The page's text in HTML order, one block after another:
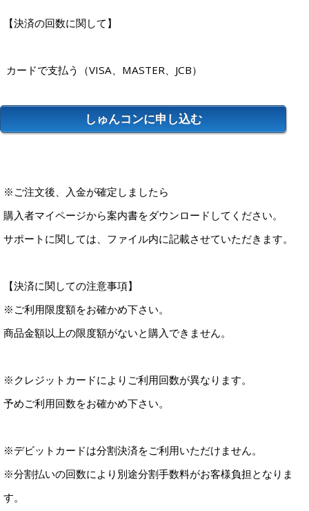
【決済の回数に関して】
カードで支払う（VISA、MASTER、JCB）
しゅんコンに申し込む
※ご注文後、入金が確定しましたら
購入者マイページから案内書をダウンロードしてください。
サポートに関しては、ファイル内に記載させていただきます。
【決済に関しての注意事項】
※ご利用限度額をお確かめ下さい。
商品金額以上の限度額がないと購入できません。
※クレジットカードによりご利用回数が異なります。
予めご利用回数をお確かめ下さい。
※デビットカードは分割決済をご利用いただけません。
※分割払いの回数により別途分割手数料がお客様負担となりま
す。